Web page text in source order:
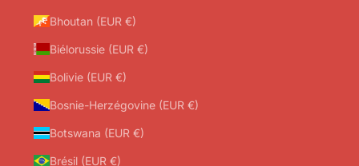
Bhoutan (EUR €)
Biélorussie (EUR €)
Bolivie (EUR €)
Bosnie-Herzégovine (EUR €)
Botswana (EUR €)
Brésil (EUR €)